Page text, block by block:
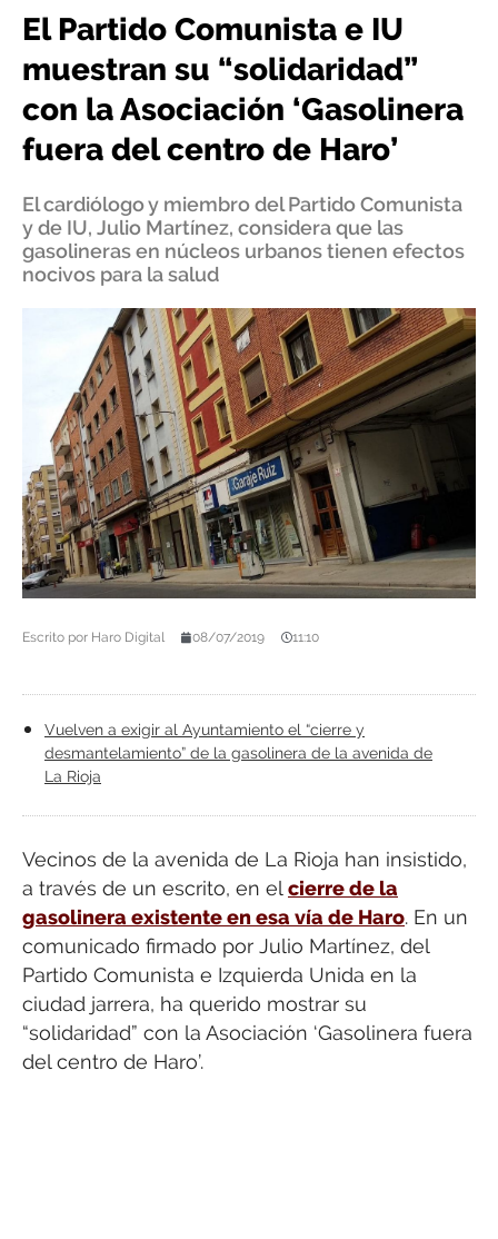
El Partido Comunista e IU
muestran su “solidaridad”
con la Asociación ‘Gasolinera
fuera del centro de Haro’
El cardiólogo y miembro del Partido Comunista
y de IU, Julio Martínez, considera que las
gasolineras en núcleos urbanos tienen efectos
nocivos para la salud
Escrito por Haro Digital 08/07/2019 11:10
Vuelven a exigir al Ayuntamiento el “cierre y
desmantelamiento” de la gasolinera de la avenida de
La Rioja
Vecinos de la avenida de La Rioja han insistido,
a través de un escrito, en el cierre de la
gasolinera existente en esa vía de Haro. En un
comunicado firmado por Julio Martínez, del
Partido Comunista e Izquierda Unida en la
ciudad jarrera, ha querido mostrar su
“solidaridad” con la Asociación ‘Gasolinera fuera
del centro de Haro’.